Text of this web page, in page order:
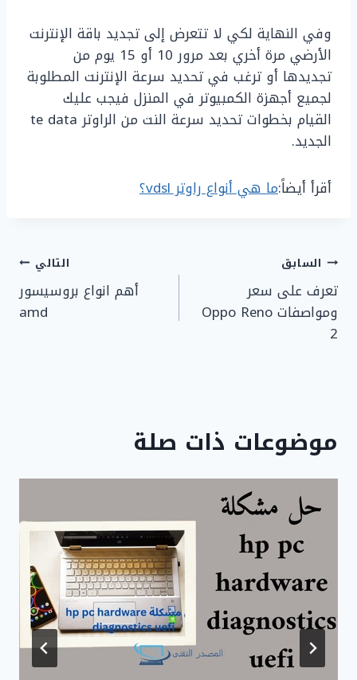
وفي النهاية لكي لا تتعرض إلى تجديد باقة الإنترنت
الأرضي مرة أخري بعد مرور 10 أو 15 يوم من
تجديدها أو ترغب في تحديد سرعة الإنترنت المطلوبة
لجميع أجهزة الكمبيوتر في المنزل فيجب عليك
القيام بخطوات تحديد سرعة النت من الراوتر te data
الجديد.
أقرأ أيضاً:ما هي أنواع راوتر vdsl؟
تصفّح
المقالات
السابق
تعرف على سعر
ومواصفات Oppo Reno
2
التالي
أهم انواع بروسيسور
amd
موضوعات ذات صلة